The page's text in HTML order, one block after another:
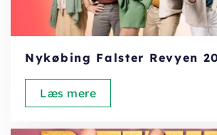
Nykøbing Falster Revyen
Læs mere